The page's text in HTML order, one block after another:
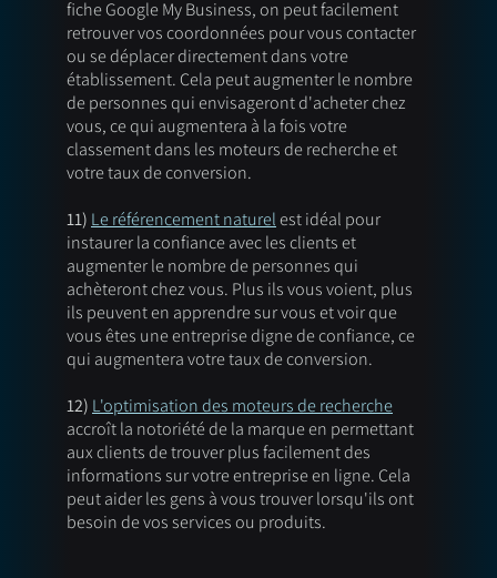
fiche Google My Business, on peut facilement
retrouver vos coordonnées pour vous contacter
ou se déplacer directement dans votre
établissement. Cela peut augmenter le nombre
de personnes qui envisageront d'acheter chez
vous, ce qui augmentera à la fois votre
classement dans les moteurs de recherche et
votre taux de conversion.
11) Le référencement naturel est idéal pour
instaurer la confiance avec les clients et
augmenter le nombre de personnes qui
achèteront chez vous. Plus ils vous voient, plus
ils peuvent en apprendre sur vous et voir que
vous êtes une entreprise digne de confiance, ce
qui augmentera votre taux de conversion.
12) L'optimisation des moteurs de recherche
accroît la notoriété de la marque en permettant
aux clients de trouver plus facilement des
informations sur votre entreprise en ligne. Cela
peut aider les gens à vous trouver lorsqu'ils ont
besoin de vos services ou produits.